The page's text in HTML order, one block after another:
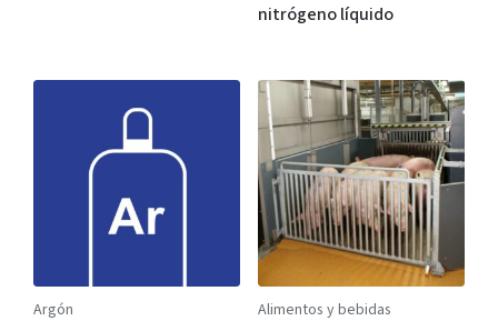
nitrógeno líquido
Argón Alimentos y bebidas